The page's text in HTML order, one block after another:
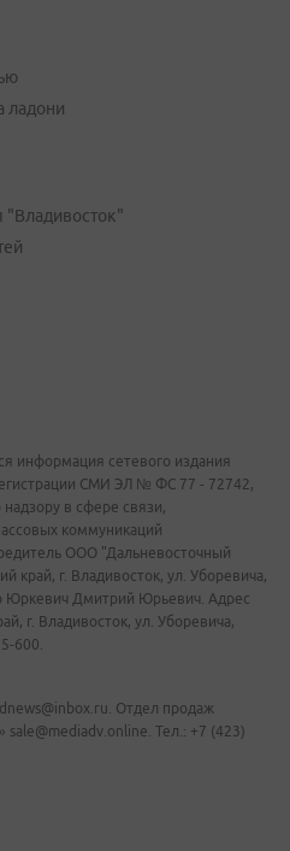
ладони
"Владивосток"
информация сетевого издания
СМИ ЭЛ № ФС 77 - 72742,
в сфере связи,
коммуникаций
ООО "Дальневосточный
край, г. Владивосток, ул. Уборевича,
Юркевич Дмитрий Юрьевич. Адрес
г. Владивосток, ул. Уборевича,
600.
Отдел продаж
Тел.: +7 (423)